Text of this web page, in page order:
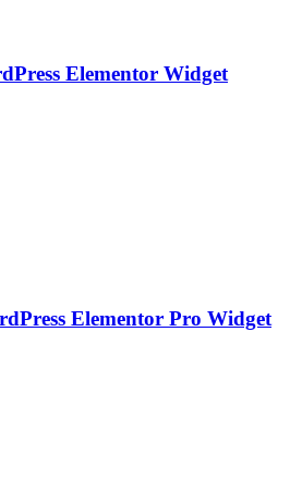
Elementor Widget
Elementor Pro Widget